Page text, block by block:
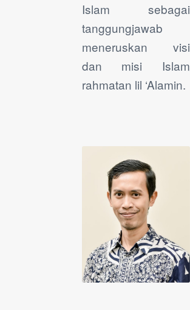
Islam sebagai
tanggungjawab
meneruskan visi
dan misi Islam
rahmatan lil ‘Alamin.